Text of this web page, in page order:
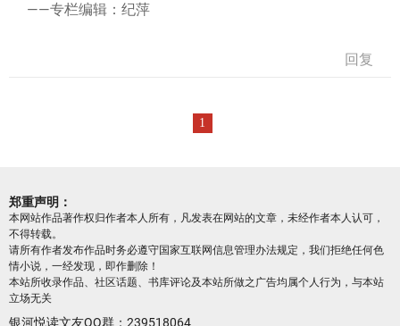
——专栏编辑：纪萍
回复
1
郑重声明：
本网站作品著作权归作者本人所有，凡发表在网站的文章，未经作者本人认可，
不得转载。
请所有作者发布作品时务必遵守国家互联网信息管理办法规定，我们拒绝任何色
情小说，一经发现，即作删除！
本站所收录作品、社区话题、书库评论及本站所做之广告均属个人行为，与本站
立场无关
银河悦读文友QQ群：239518064